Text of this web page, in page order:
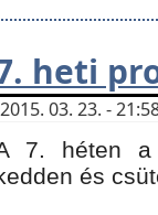
heti
2015. 03. 23. -
7. héten a
és